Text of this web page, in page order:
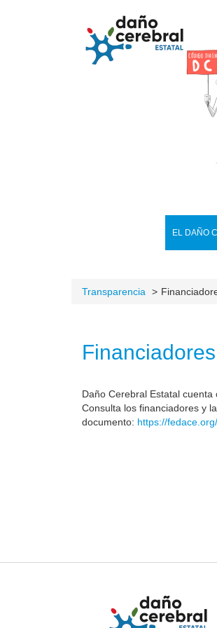
EL DAÑO
Transparencia
Financiadores
Daño Cerebral Estatal
Consulta los financiadores y
documento: https://